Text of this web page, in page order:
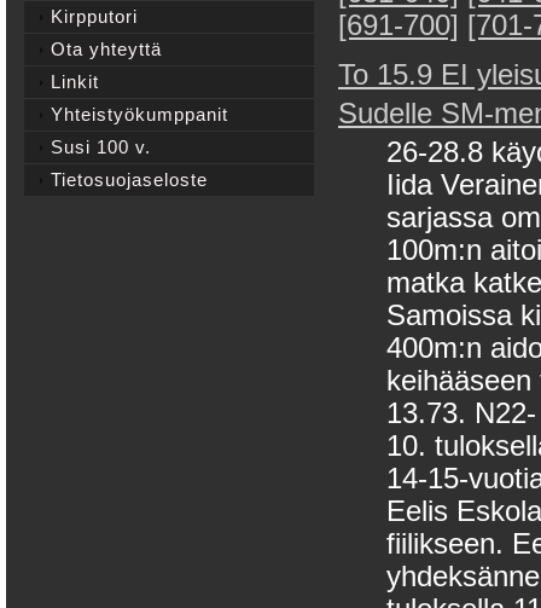
[691-700] [701-
To 15.9 EI
Sudelle SM-
26-28.8
Iida
sarjassa
100m:n
matka
Samoissa
400m:n
13.73.
10.
14-15-
Eelis
fiilikseen.
Kirpputori
Ota yhteyttä
Linkit
Yhteistyökumppanit
Susi 100 v.
Tietosuojaseloste